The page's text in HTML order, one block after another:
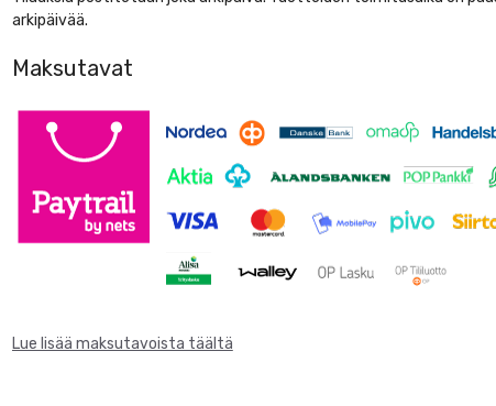
määrä
arkipäivää.
Maksutavat
Lue lisää maksutavoista täältä